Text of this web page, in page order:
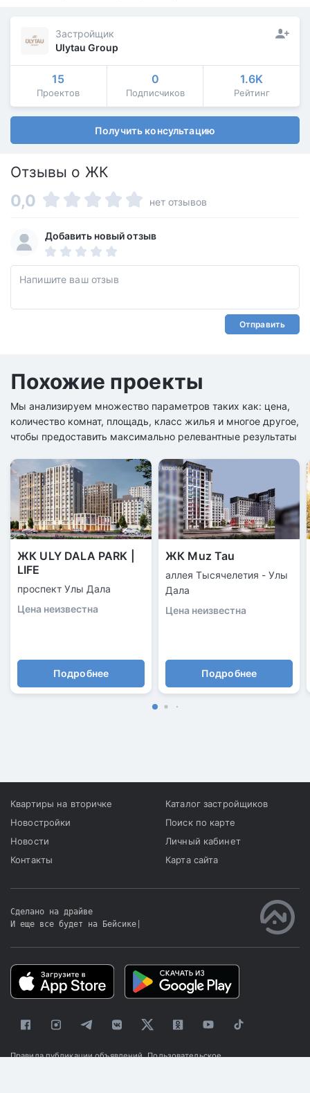
Застройщик
Ulytau Group
15
Проектов
0
Подписчиков
1.6K
Рейтинг
Получить консультацию
Отзывы о ЖК
0,0 нет отзывов
Добавить новый отзыв
Отправить
Похожие проекты
Мы анализируем множество параметров таких как: цена,
количество комнат, площадь, класс жилья и многое другое,
чтобы предоставить максимально релевантные результаты
ЖК ULY DALA PARK |
LIFE
проспект Улы Дала
Цена неизвестна
Подробнее
ЖК Muz Tau
аллeя Тысячелeтия - Улы
Дала
Цена неизвестна
Подробнее
Квартиры на вторичке
Новостройки
Новости
Контакты
Каталог застройщиков
Поиск по карте
Личный кабинет
Карта сайта
Сделано на драйве
И еще все будет на Бейсике
Правила публикации объявлений Пользовательское